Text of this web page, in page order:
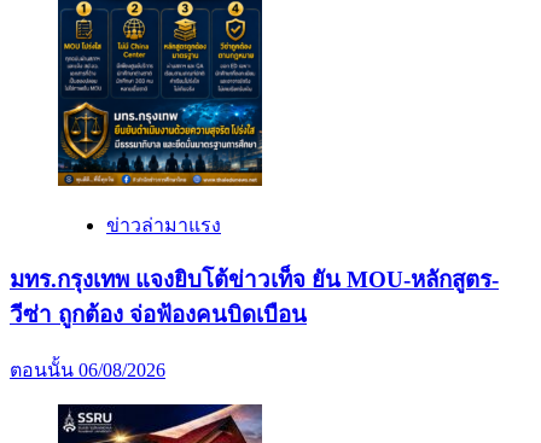
ข่าวล่ามาแรง
มทร.กรุงเทพ แจงยิบโต้ข่าวเท็จ ยัน MOU-หลักสูตร-
วีซ่า ถูกต้อง จ่อฟ้องคนบิดเบือน
ตอนนั้น 06/08/2026